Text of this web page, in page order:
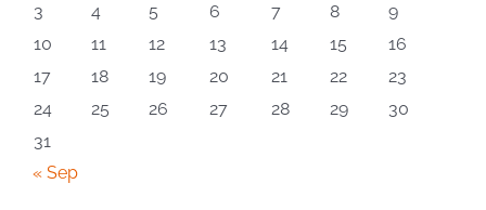
3
4 5 6 7 8
9
10
11 12 13 14 15
16
17
18 19 20 21 22
23
24
25 26 27 28 29
30
31
« Sep